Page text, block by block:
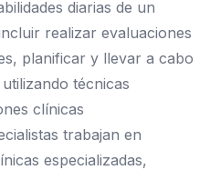
diarias de un
realizar evaluaciones
planificar y llevar a cabo
técnicas
clínicas
trabajan en
especializadas,